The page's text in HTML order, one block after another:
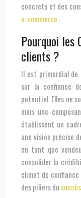
concrets et des
e-commerce
Pourquoi les
clients ?
Il est primordial de
sur la confiance
potentiel. Elles ne
mais une
établissent un
une vision précise
en tant que
consolider la
climat de
des piliers du